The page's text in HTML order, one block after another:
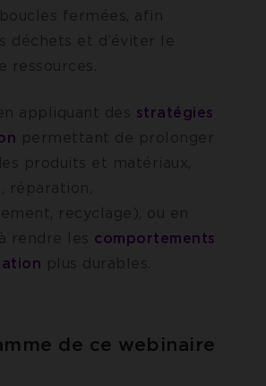
fermées, afin
déchets et d’éviter le
ressources.
appliquant des stratégies
permettant de prolonger
produits et matériaux,
réparation,
recyclage), ou en
rendre les comportements
plus durables.
de ce webinaire